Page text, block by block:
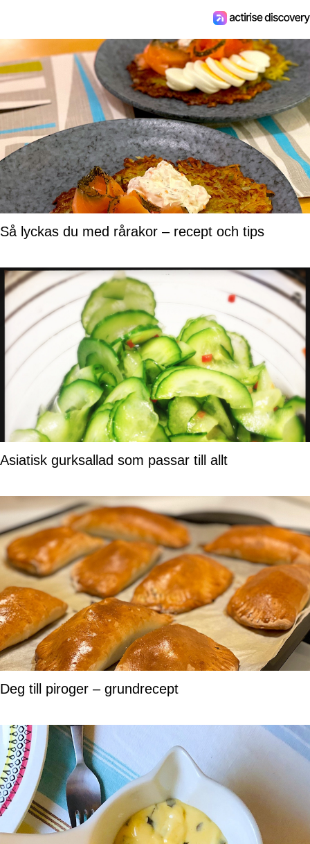
Så lyckas du med rårakor – recept och tips
Asiatisk gurksallad som passar till allt
Deg till piroger – grundrecept